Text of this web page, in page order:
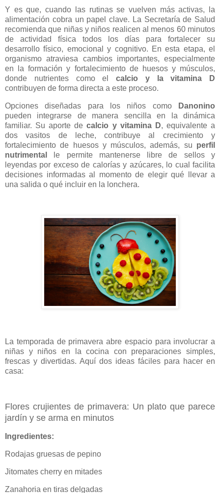
Y es que, cuando las rutinas se vuelven más activas, la
alimentación cobra un papel clave. La Secretaría de Salud
recomienda que niñas y niños realicen al menos 60 minutos
de actividad física todos los días para fortalecer su
desarrollo físico, emocional y cognitivo. En esta etapa, el
organismo atraviesa cambios importantes, especialmente
en la formación y fortalecimiento de huesos y músculos,
donde nutrientes como el calcio y la vitamina D
contribuyen de forma directa a este proceso.
Opciones diseñadas para los niños como
Danonino
pueden integrarse de manera sencilla en la dinámica
familiar. Su aporte decalcio y vitamina D, equivalente a
dos vasitos de leche, contribuye al crecimiento y
fortalecimiento de huesos y músculos, además, su perfil
nutrimental
le permite mantenerse libre de sellos y
leyendas por exceso de calorías y azúcares, lo cual facilita
decisiones informadas al momento de elegir qué llevar a
una salida o qué incluir en la lonchera.
La temporada de primavera abre espacio para involucrar a
niñas y niños en la cocina con preparaciones simples,
frescas y divertidas. Aquí dos ideas fáciles para hacer en
casa:
Flores crujientes de primavera: Un plato que parece
jardín y se arma en minutos
Ingredientes:
Rodajas gruesas de pepino
Jitomates cherry en mitades
Zanahoria en tiras delgadas